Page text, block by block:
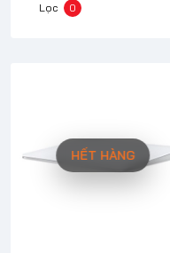
Lọc 0
HẾT HÀNG